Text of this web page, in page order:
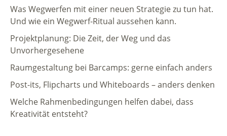
Was Wegwerfen mit einer neuen Strategie zu tun hat.
Und wie ein Wegwerf-Ritual aussehen kann.
Projektplanung: Die Zeit, der Weg und das
Unvorhergesehene
Raumgestaltung bei Barcamps: gerne einfach anders
Post-its, Flipcharts und Whiteboards – anders denken
Welche Rahmenbedingungen helfen dabei, dass
Kreativität entsteht?